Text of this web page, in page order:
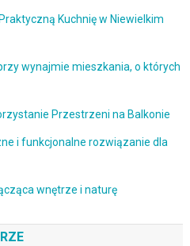
Kuchnię w Niewielkim
wynajmie mieszkania, o których
Przestrzeni na Balkonie
i funkcjonalne rozwiązanie dla
wnętrze i naturę